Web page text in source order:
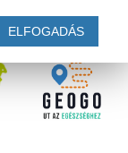
ELFOGADÁS